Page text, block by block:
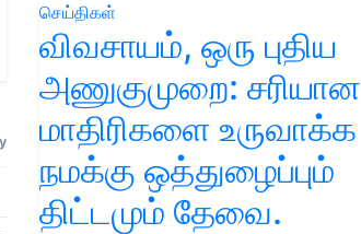
செய்திகள்
விவசாயம், ஒரு புதிய
அணுகுமுறை: சரியான
மாதிரிகளை உருவாக்க
நமக்கு ஒத்துழைப்பும்
திட்டமும் தேவை.